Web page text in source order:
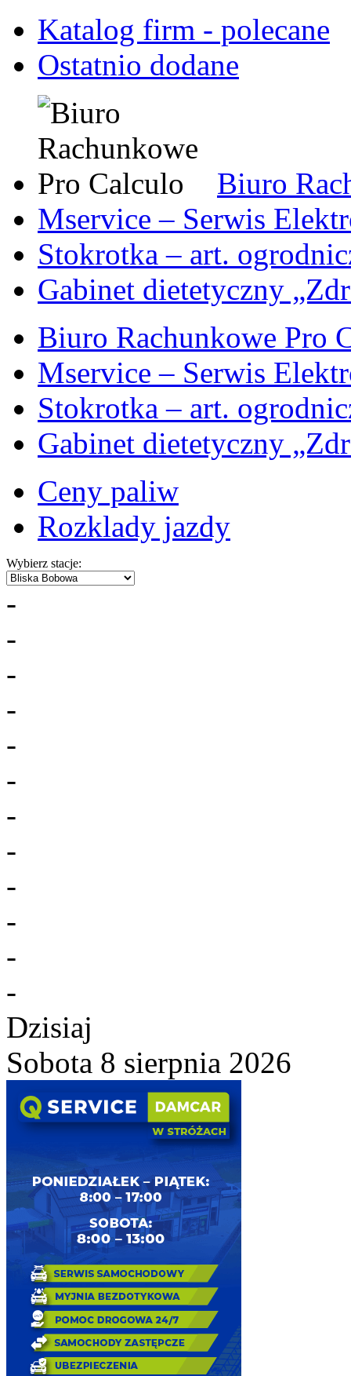
Katalog firm - polecane
Ostatnio dodane
Biuro
Mservice – Serwis
Stokrotka – art.
Gabinet dietetyczny
Biuro Rachunkowe Pro
Mservice – Serwis
Stokrotka – art.
Gabinet dietetyczny
Ceny paliw
Rozklady jazdy
Wybierz stacje:
-
-
-
-
-
-
-
-
-
-
-
-
Dzisiaj
Sobota 8 sierpnia 2026